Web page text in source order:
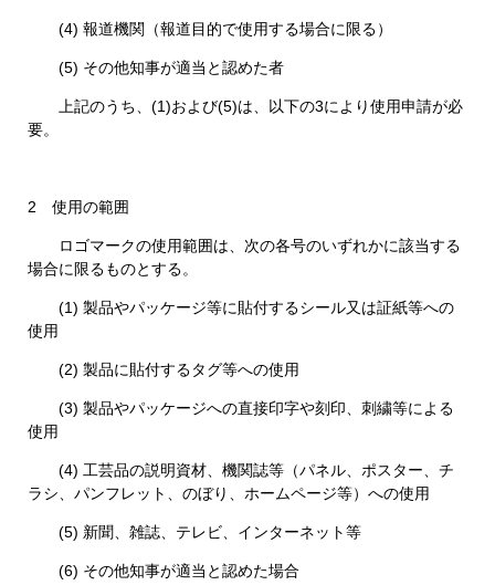
(4) 報道機関（報道目的で使用する場合に限る）
(5) その他知事が適当と認めた者
上記のうち、(1)および(5)は、以下の3により使用申請が必
要。
2 使用の範囲
ロゴマークの使用範囲は、次の各号のいずれかに該当する
場合に限るものとする。
(1) 製品やパッケージ等に貼付するシール又は証紙等への
使用
(2) 製品に貼付するタグ等への使用
(3) 製品やパッケージへの直接印字や刻印、刺繍等による
使用
(4) 工芸品の説明資材、機関誌等（パネル、ポスター、チ
ラシ、パンフレット、のぼり、ホームページ等）への使用
(5) 新聞、雑誌、テレビ、インターネット等
(6) その他知事が適当と認めた場合